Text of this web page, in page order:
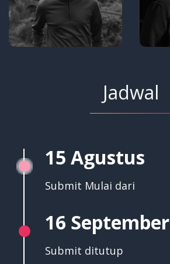
Jadwal
15 Agustus
Submit Mulai dari
16 September
Submit ditutup